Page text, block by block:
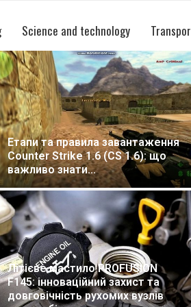
Science and technology
Car rental at
for a better island